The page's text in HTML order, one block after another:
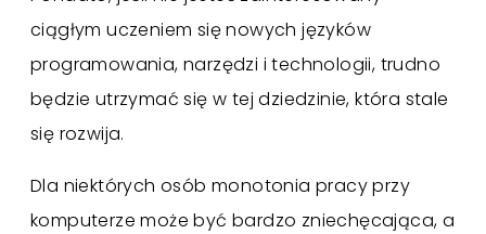
ciągłym uczeniem się nowych języków
programowania, narzędzi i technologii, trudno
będzie utrzymać się w tej dziedzinie, która stale
się rozwija.
Dla niektórych osób monotonia pracy przy
komputerze może być bardzo zniechęcająca, a